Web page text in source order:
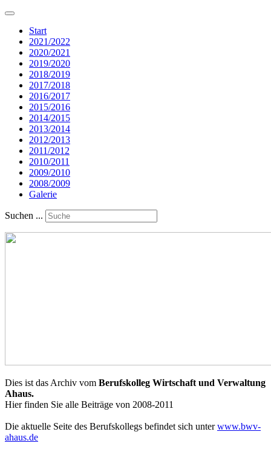
Start
2021/2022
2020/2021
2019/2020
2018/2019
2017/2018
2016/2017
2015/2016
2014/2015
2013/2014
2012/2013
2011/2012
2010/2011
2009/2010
2008/2009
Galerie
Suchen ...
Dies ist das Archiv vom Berufskolleg Wirtschaft und Verwaltung
Ahaus.
Hier finden Sie alle Beiträge von 2008-2011
Die aktuelle Seite des Berufskollegs befindet sich unterwww.bwv-
ahaus.de